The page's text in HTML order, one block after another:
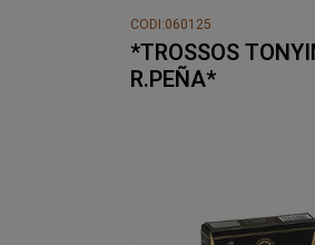
CODI:060125
*TROSSOS
R.PEÑA*